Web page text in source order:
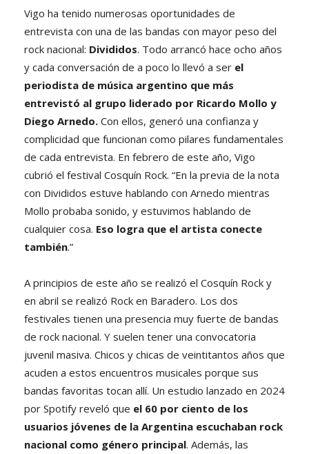
Vigo ha tenido numerosas oportunidades de
entrevista con una de las bandas con mayor peso del
rock nacional: Divididos. Todo arrancó hace ocho años
y cada conversación de a poco lo llevó a ser el
periodista de música argentino que más
entrevistó al grupo liderado por Ricardo Mollo y
Diego Arnedo. Con ellos, generó una confianza y
complicidad que funcionan como pilares fundamentales
de cada entrevista. En febrero de este año, Vigo
cubrió el festival Cosquín Rock. “En la previa de la nota
con Divididos estuve hablando con Arnedo mientras
Mollo probaba sonido, y estuvimos hablando de
cualquier cosa. Eso logra que el artista conecte
también.”
A principios de este año se realizó el Cosquín Rock y
en abril se realizó Rock en Baradero. Los dos
festivales tienen una presencia muy fuerte de bandas
de rock nacional. Y suelen tener una convocatoria
juvenil masiva. Chicos y chicas de veintitantos años que
acuden a estos encuentros musicales porque sus
bandas favoritas tocan allí. Un estudio lanzado en 2024
por Spotify reveló que el 60 por ciento de los
usuarios jóvenes de la Argentina escuchaban rock
nacional como género principal. Además, las